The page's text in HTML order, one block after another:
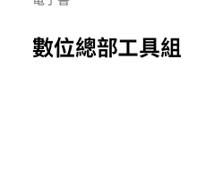
數位總部工具組